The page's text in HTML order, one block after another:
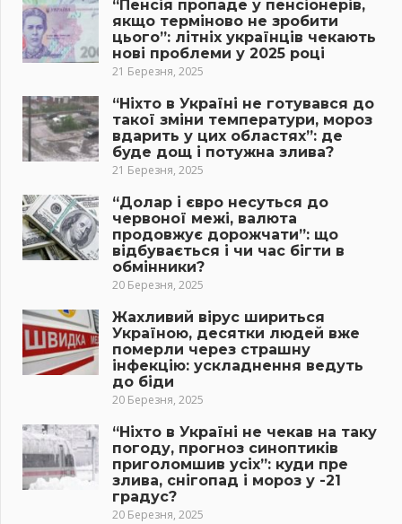
“Пенсія пропаде у пенсіонерів,
якщо терміново не зробити
цього”: літніх українців чекають
нові проблеми у 2025 році
21 Березня, 2025
“Ніхто в Україні не готувався до
такої зміни температури, мороз
вдарить у цих областях”: де
буде дощ і потужна злива?
21 Березня, 2025
“Долар і євро несуться до
червоної межі, валюта
продовжує дорожчати”: що
відбувається і чи час бігти в
обмінники?
20 Березня, 2025
Жахливий вірус шириться
Україною, десятки людей вже
померли через страшну
інфекцію: ускладнення ведуть
до біди
20 Березня, 2025
“Ніхто в Україні не чекав на таку
погоду, прогноз синоптиків
приголомшив усіх”: куди пре
злива, снігопад і мороз у -21
градус?
20 Березня, 2025